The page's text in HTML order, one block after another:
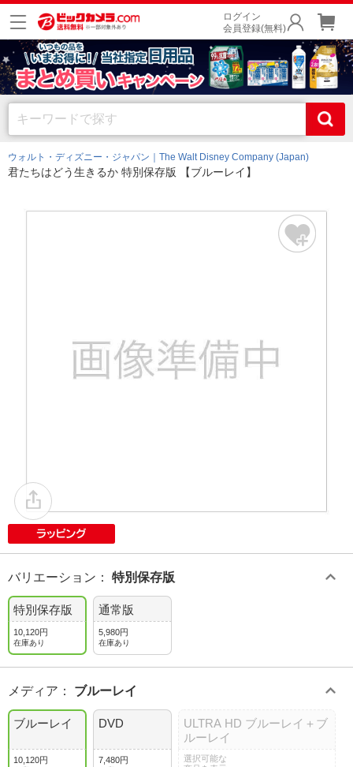
ログイン
会員登録(無料)
ウォルト・ディズニー・ジャパン｜The Walt Disney Company (Japan)
君たちはどう生きるか 特別保存版 【ブルーレイ】
バリエーション ： 特別保存版
特別保存版
10,120円
在庫あり
通常版
5,980円
在庫あり
メディア ： ブルーレイ
ブルーレイ
10,120円
DVD
7,480円
ULTRA HD ブルーレイ＋ブ
ルーレイ
選択可能な